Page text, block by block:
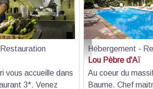
d'Aups-Sainte-Baume - Lou Pèbre d'Aï - Plan-d'Aups-
vous accueille dans
3*. Venez
Lou Pèbre d'Aï - Plan-
Hébergement -
Lou Pèbre d'Aï
Au coeur du
Baume. Chef